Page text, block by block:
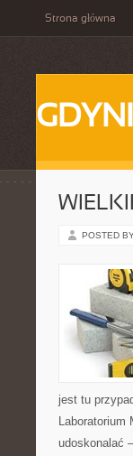
Strona główna
POSTED
jest tu
udoskonalać